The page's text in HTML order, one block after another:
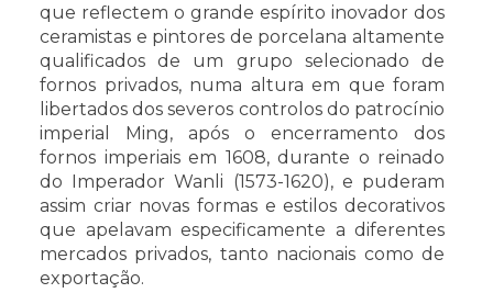
que reflectem o grande espírito inovador dos
ceramistas e pintores de porcelana altamente
qualificados de um grupo selecionado de
fornos privados, numa altura em que foram
libertados dos severos controlos do patrocínio
imperial Ming, após o encerramento dos
fornos imperiais em 1608, durante o reinado
do Imperador Wanli (1573-1620), e puderam
assim criar novas formas e estilos decorativos
que apelavam especificamente a diferentes
mercados privados, tanto nacionais como de
exportação.